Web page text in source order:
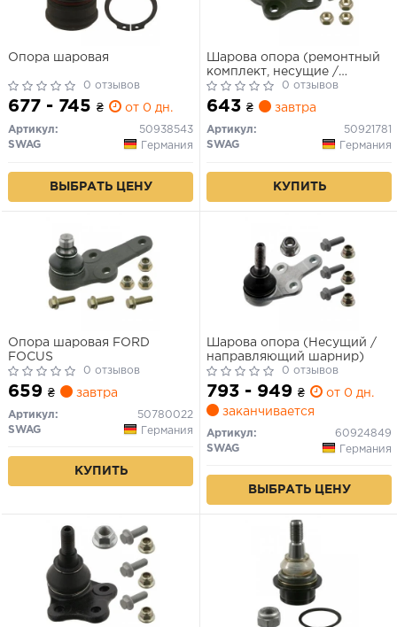
Опора шаровая
0 отзывов
677 - 745 ₴ от 0 дн.
Артикул:
50938543
SWAG
Германия
ВЫБРАТЬ ЦЕНУ
Шарова опора (ремонтный
комплект, несущие /
направляющие шарниры)
0 отзывов
643 ₴ завтра
Артикул:
50921781
SWAG
Германия
КУПИТЬ
Опора шаровая FORD
FOCUS
0 отзывов
659 ₴ завтра
Артикул:
50780022
SWAG
Германия
КУПИТЬ
Шарова опора (Несущий /
направляющий шарнир)
0 отзывов
793 - 949 ₴
от 0 дн.
заканчивается
Артикул:
60924849
SWAG
Германия
ВЫБРАТЬ ЦЕНУ